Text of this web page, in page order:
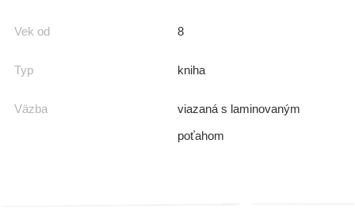
Vek od 8
Typ kniha
Väzba
viazaná s laminovaným
poťahom